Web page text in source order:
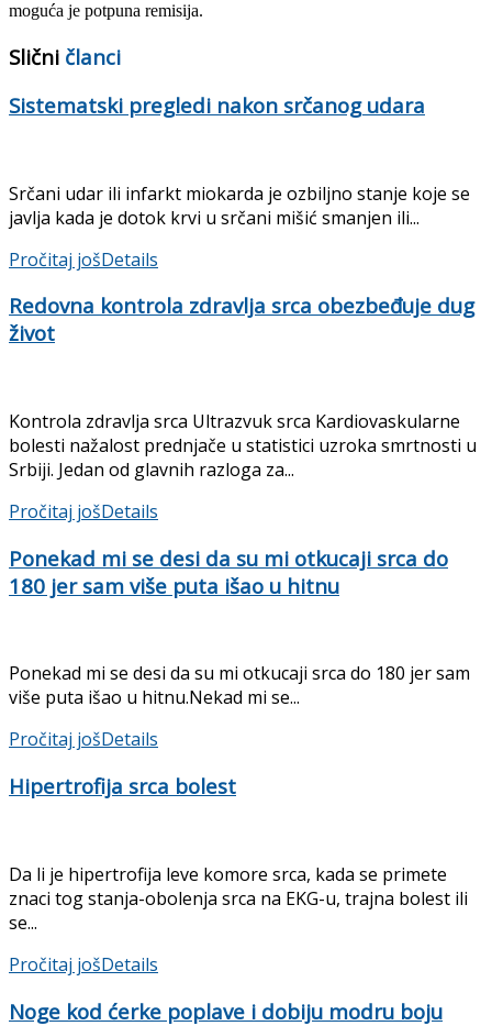
moguća je potpuna remisija.
Slični članci
Sistematski pregledi nakon srčanog udara
Srčani udar ili infarkt miokarda je ozbiljno stanje koje se
javlja kada je dotok krvi u srčani mišić smanjen ili...
Pročitaj jošDetails
Redovna kontrola zdravlja srca obezbeđuje dug
život
Kontrola zdravlja srca Ultrazvuk srca Kardiovaskularne
bolesti nažalost prednjače u statistici uzroka smrtnosti u
Srbiji. Jedan od glavnih razloga za...
Pročitaj jošDetails
Ponekad mi se desi da su mi otkucaji srca do
180 jer sam više puta išao u hitnu
Ponekad mi se desi da su mi otkucaji srca do 180 jer sam
više puta išao u hitnu.Nekad mi se...
Pročitaj jošDetails
Hipertrofija srca bolest
Da li je hipertrofija leve komore srca, kada se primete
znaci tog stanja-obolenja srca na EKG-u, trajna bolest ili
se...
Pročitaj jošDetails
Noge kod ćerke poplave i dobiju modru boju